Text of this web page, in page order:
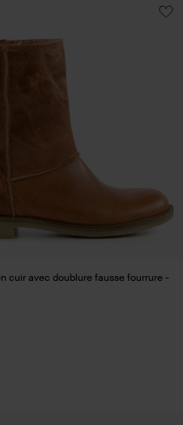
cuir avec doublure fausse fourrure -